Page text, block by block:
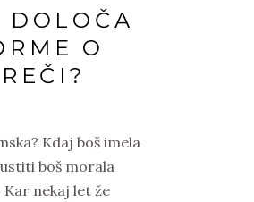
DOLOČA
O
Kdaj boš imela
boš morala
nekaj let že